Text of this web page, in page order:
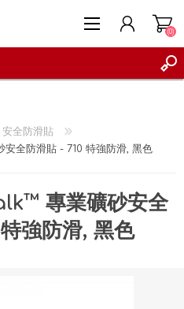
(0)
安全防滑貼
全防滑貼 - 710 特強防滑, 黑色
專業礦砂安全
強防滑, 黑色